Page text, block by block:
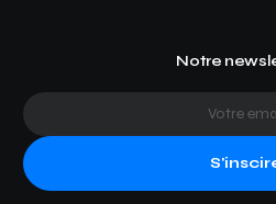
Notre